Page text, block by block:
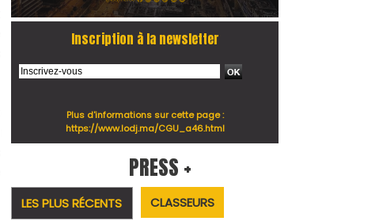
Inscription à la newsletter
Plus d'informations sur cette page :
https://www.lodj.ma/CGU_a46.html
PRESS +
LES PLUS RÉCENTS CLASSEURS